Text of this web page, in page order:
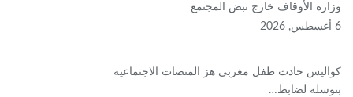
وزارة الأوقاف خارج نبض المجتمع
6 أغسطس, 2026
كواليس حادث طفل مغربي هز المنصات الاجتماعية
بتوسله لضابط…